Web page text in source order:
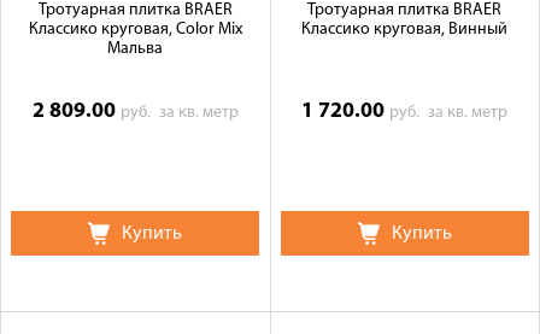
Тротуарная плитка BRAER
Классико круговая, Color Mix
Мальва
2 809.00 руб. за кв. метр
Купить
Тротуарная плитка BRAER
Классико круговая, Винный
1 720.00 руб.за кв. метр
Купить